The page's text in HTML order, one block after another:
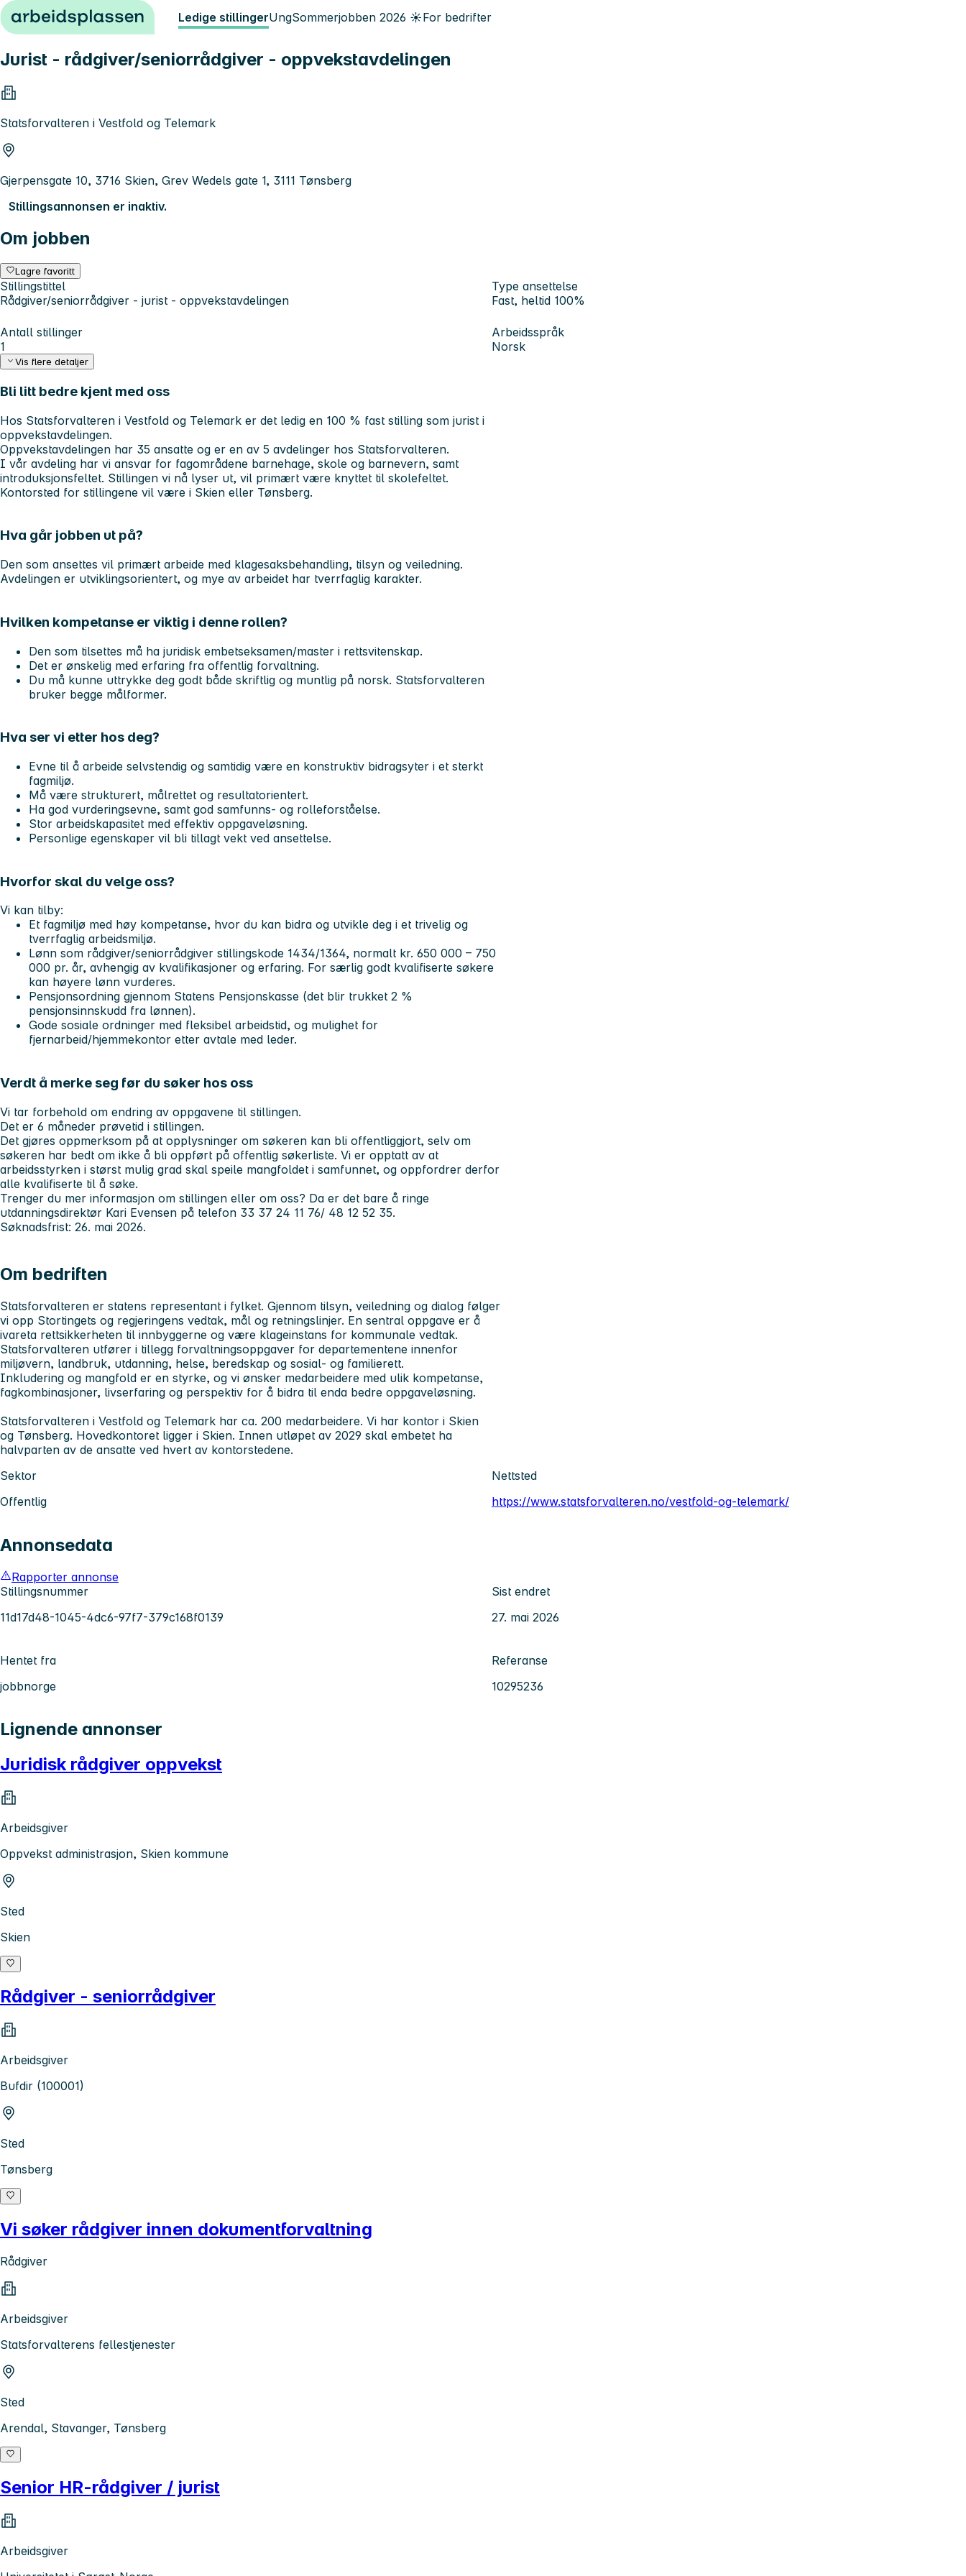
Hopp til innhold Ledige stillingerUngSommerjobben 2026 ☀️For bedrifter
Jurist - rådgiver/seniorrådgiver - oppvekstavdelingen
Statsforvalteren i Vestfold og Telemark
Gjerpensgate 10, 3716 Skien, Grev Wedels gate 1, 3111 Tønsberg
Stillingsannonsen er inaktiv.
Om jobben
Lagre favoritt
Stillingstittel
Rådgiver/seniorrådgiver - jurist - oppvekstavdelingen
Type ansettelse
Fast, heltid 100%
Antall stillinger
1
Arbeidsspråk
Norsk
Vis flere detaljer
Bli litt bedre kjent med oss
Hos Statsforvalteren i Vestfold og Telemark er det ledig en 100 % fast stilling som jurist i
oppvekstavdelingen.
Oppvekstavdelingen har 35 ansatte og er en av 5 avdelinger hos Statsforvalteren.
I vår avdeling har vi ansvar for fagområdene barnehage, skole og barnevern, samt
introduksjonsfeltet. Stillingen vi nå lyser ut, vil primært være knyttet til skolefeltet.
Kontorsted for stillingene vil være i Skien eller Tønsberg.
Hva går jobben ut på?
Den som ansettes vil primært arbeide med klagesaksbehandling, tilsyn og veiledning.
Avdelingen er utviklingsorientert, og mye av arbeidet har tverrfaglig karakter.
Hvilken kompetanse er viktig i denne rollen?
Den som tilsettes må ha juridisk embetseksamen/master i rettsvitenskap.
Det er ønskelig med erfaring fra offentlig forvaltning.
Du må kunne uttrykke deg godt både skriftlig og muntlig på norsk. Statsforvalteren
bruker begge målformer.
Hva ser vi etter hos deg?
Evne til å arbeide selvstendig og samtidig være en konstruktiv bidragsyter i et sterkt
fagmiljø.
Må være strukturert, målrettet og resultatorientert.
Ha god vurderingsevne, samt god samfunns- og rolleforståelse.
Stor arbeidskapasitet med effektiv oppgaveløsning.
Personlige egenskaper vil bli tillagt vekt ved ansettelse.
Hvorfor skal du velge oss?
Vi kan tilby:
Et fagmiljø med høy kompetanse, hvor du kan bidra og utvikle deg i et trivelig og
tverrfaglig arbeidsmiljø.
Lønn som rådgiver/seniorrådgiver stillingskode 1434/1364, normalt kr. 650 000 – 750
000 pr. år, avhengig av kvalifikasjoner og erfaring. For særlig godt kvalifiserte søkere
kan høyere lønn vurderes.
Pensjonsordning gjennom Statens Pensjonskasse (det blir trukket 2 %
pensjonsinnskudd fra lønnen).
Gode sosiale ordninger med fleksibel arbeidstid, og mulighet for
fjernarbeid/hjemmekontor etter avtale med leder.
Verdt å merke seg før du søker hos oss
Vi tar forbehold om endring av oppgavene til stillingen.
Det er 6 måneder prøvetid i stillingen.
Det gjøres oppmerksom på at opplysninger om søkeren kan bli offentliggjort, selv om
søkeren har bedt om ikke å bli oppført på offentlig søkerliste. Vi er opptatt av at
arbeidsstyrken i størst mulig grad skal speile mangfoldet i samfunnet, og oppfordrer derfor
alle kvalifiserte til å søke.
Trenger du mer informasjon om stillingen eller om oss? Da er det bare å ringe
utdanningsdirektør Kari Evensen på telefon 33 37 24 11 76/ 48 12 52 35.
Søknadsfrist: 26. mai 2026.
Om bedriften
Statsforvalteren er statens representant i fylket. Gjennom tilsyn, veiledning og dialog følger
vi opp Stortingets og regjeringens vedtak, mål og retningslinjer. En sentral oppgave er å
ivareta rettsikkerheten til innbyggerne og være klageinstans for kommunale vedtak.
Statsforvalteren utfører i tillegg forvaltningsoppgaver for departementene innenfor
miljøvern, landbruk, utdanning, helse, beredskap og sosial- og familierett.
Inkludering og mangfold er en styrke, og vi ønsker medarbeidere med ulik kompetanse,
fagkombinasjoner, livserfaring og perspektiv for å bidra til enda bedre oppgaveløsning.
Statsforvalteren i Vestfold og Telemark har ca. 200 medarbeidere. Vi har kontor i Skien
og Tønsberg. Hovedkontoret ligger i Skien. Innen utløpet av 2029 skal embetet ha
halvparten av de ansatte ved hvert av kontorstedene.
Sektor
Offentlig
Nettsted
https://www.statsforvalteren.no/vestfold-og-telemark/
Annonsedata
Rapporter annonse
Stillingsnummer
11d17d48-1045-4dc6-97f7-379c168f0139
Sist endret
27. mai 2026
Hentet fra
jobbnorge
Referanse
10295236
Lignende annonser
Juridisk rådgiver oppvekst
Arbeidsgiver
Oppvekst administrasjon, Skien kommune
Sted
Skien
Rådgiver - seniorrådgiver
Arbeidsgiver
Bufdir (100001)
Sted
Tønsberg
Vi søker rådgiver innen dokumentforvaltning
Rådgiver
Arbeidsgiver
Statsforvalterens fellestjenester
Sted
Arendal, Stavanger, Tønsberg
Senior HR-rådgiver / jurist
Arbeidsgiver